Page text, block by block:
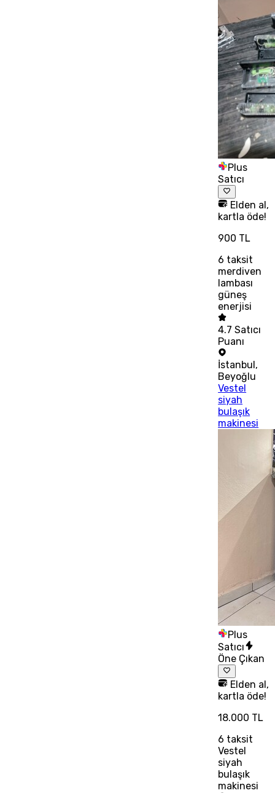
Plus
Satıcı
Elden al,
kartla öde!
900 TL
6 taksit
merdiven
lambası
güneş
enerjisi
4.7 Satıcı
Puanı
İstanbul,
Beyoğlu
Vestel
siyah
bulaşık
makinesi
Plus
Satıcı
Öne Çıkan
Elden al,
kartla öde!
18.000 TL
6 taksit
Vestel
siyah
bulaşık
makinesi